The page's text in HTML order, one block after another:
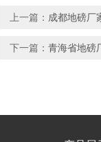
上一篇： 成都地磅厂
下一篇： 青海省地磅